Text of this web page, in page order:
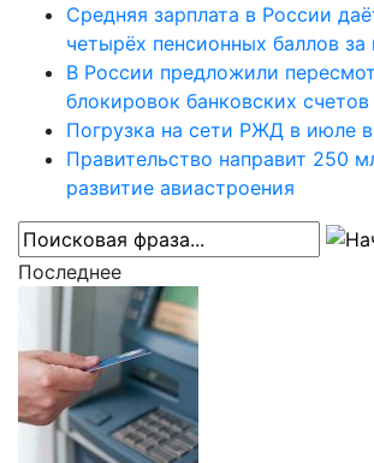
Средняя зарплата в России
четырёх пенсионных баллов за
В России предложили
блокировок банковских счетов
Погрузка на сети РЖД в июле
Правительство направит 250
развитие авиастроения
Последнее